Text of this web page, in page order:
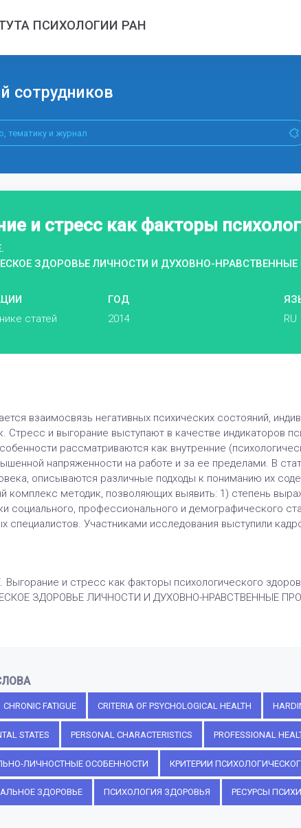
ПСИХОЛОГИИ РАН
сотрудников
и стресс как факторы
ЗДОРОВЬЕ ЛИЧНОСТИ И ДУХОВНО-
статей
ГОД
2014
RU
взаимосвязь негативных психических состояний,
Стресс и выгорание выступают в качестве индикаторов
рассматриваются как внутренние
напряженности на работе и за ее пределами. В
описываются различные подходы к пониманию их
комплекс методик, позволяющих выявить: 1) степень
социального, профессионального и демографического
специалистов. Участниками исследования выступили
Выгорание и стресс как факторы психологического
ЗДОРОВЬЕ ЛИЧНОСТИ И ДУХОВНО-НРАВСТВЕННЫЕ
CHRONIC FATIGUE CRITERIA OF PSYCHOLOGICAL HEALTH
STATES PERSONAL CHARACTERISTICS PROFESSIONAL
ЛИЧНОСТНЫЕ ОСОБЕННОСТИ КРИТЕРИИ
ЗДОРОВЬЕ ПСИХОЛОГИЯ ЗДОРОВЬЯ РЕСУРСЫ